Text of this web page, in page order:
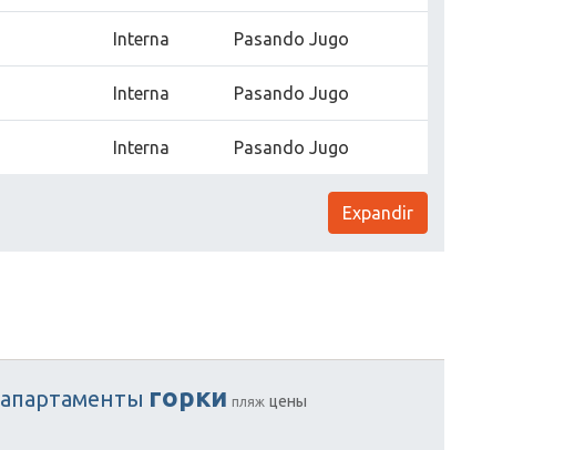
Interna Pasando Jugo
Interna Pasando Jugo
Interna Pasando Jugo
Expandir
апартаменты горки пляж цены